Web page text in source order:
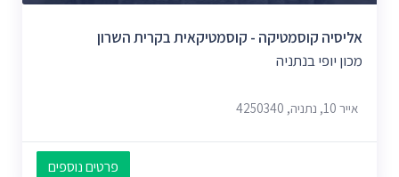
אליסיה קוסמטיקה - קוסמטיקאית בקרית השרון
מכון יופי בנתניה
אייר 10, נתניה, 4250340
פרטים נוספים